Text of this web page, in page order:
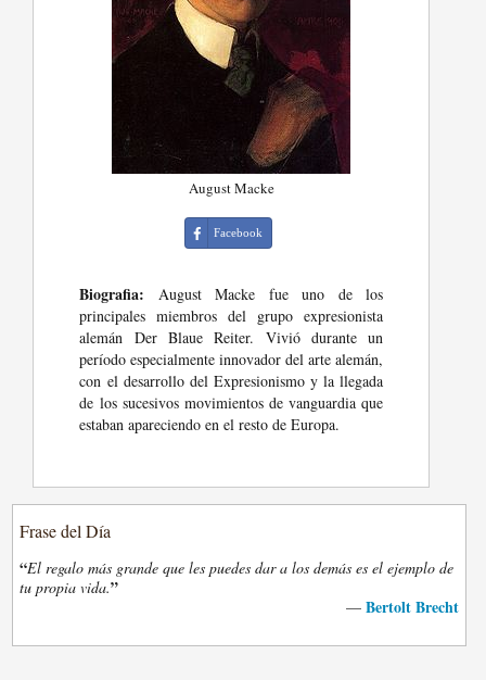
August Macke
Facebook
Biografia: August Macke fue uno de los
principales miembros del grupo expresionista
alemán Der Blaue Reiter. Vivió durante un
período especialmente innovador del arte alemán,
con el desarrollo del Expresionismo y la llegada
de los sucesivos movimientos de vanguardia que
estaban apareciendo en el resto de Europa.
Frase del Día
“El regalo más grande que les puedes dar a los demás es el ejemplo de
tu propia vida.”
— Bertolt Brecht